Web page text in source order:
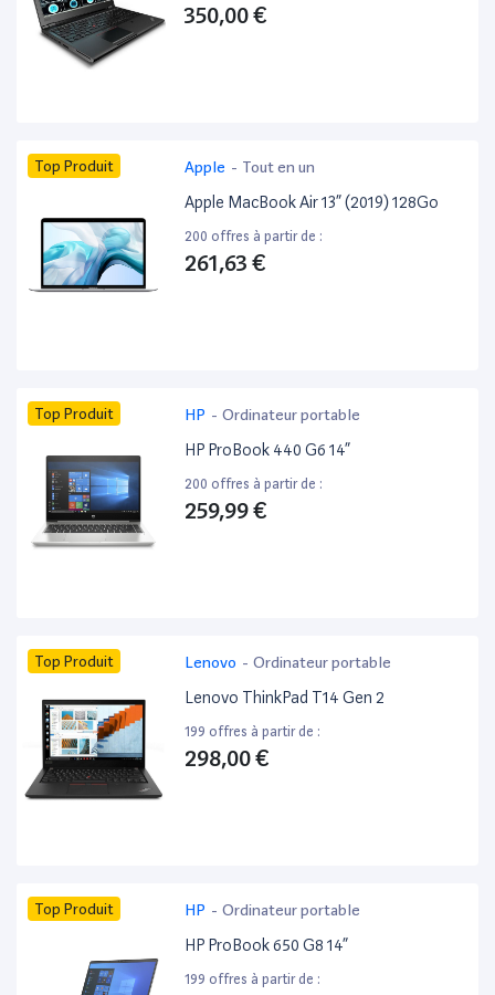
350,00 €
Top Produit Apple - Tout en un
Apple MacBook Air 13” (2019) 128Go
200 offres à partir de :
261,63 €
Top Produit HP - Ordinateur portable
HP ProBook 440 G6 14”
200 offres à partir de :
259,99 €
Top Produit Lenovo - Ordinateur portable
Lenovo ThinkPad T14 Gen 2
199 offres à partir de :
298,00 €
Top Produit HP - Ordinateur portable
HP ProBook 650 G8 14”
199 offres à partir de :